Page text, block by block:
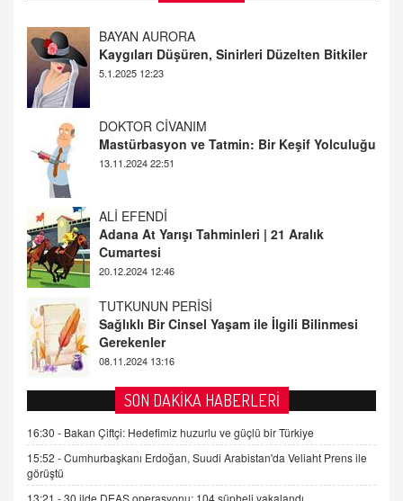
DOKTOR CİVANIM
Mastürbasyon ve Tatmin: Bir Keşif Yolculuğu
13.11.2024 22:51
ALİ EFENDİ
Adana At Yarışı Tahminleri | 21 Aralık
Cumartesi
TUTKUNUN PERİSİ
Sağlıklı Bir Cinsel Yaşam ile İlgili Bilinmesi
Gerekenler
08.11.2024 13:16
FARUK ÖNALAN
Tezkere Onaylanmasaydı…
2 Kasım 2021 Salı 00:11
AV. DOĞAN CAN DOĞAN
Kişisel verilerin korunması ve dijital hukukun
gelişimi
15.09.2025 16:17
SEHER EREK
SON DAKİKA HABERLERİ
16:30 - Bakan Çiftçi: Hedefimiz huzurlu ve güçlü bir Türkiye
15:52 -Cumhurbaşkanı Erdoğan, Suudi Arabistan'da Veliaht Prens ile
görüştü
13:21 -30 ilde DEAŞ operasyonu: 104 şüpheli yakalandı